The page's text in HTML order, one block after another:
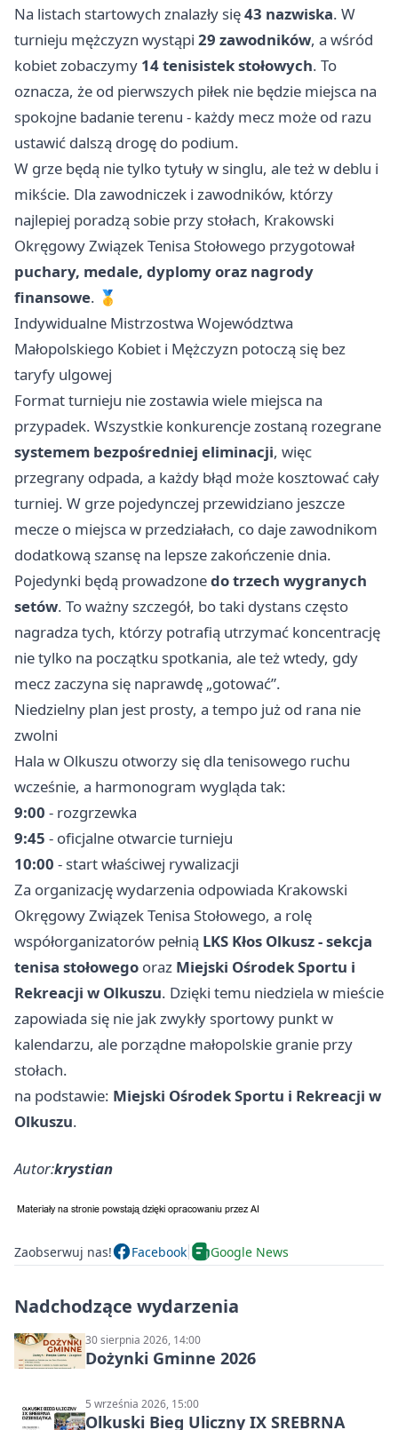
Na listach startowych znalazły się43 nazwiska. W
turnieju mężczyzn wystąpi 29 zawodników, a wśród
kobiet zobaczymy 14 tenisistek stołowych. To
oznacza, że od pierwszych piłek nie będzie miejsca na
spokojne badanie terenu - każdy mecz może od razu
ustawić dalszą drogę do podium.
W grze będą nie tylko tytuły w singlu, ale też w deblu i
mikście. Dla zawodniczek i zawodników, którzy
najlepiej poradzą sobie przy stołach, Krakowski
Okręgowy Związek Tenisa Stołowego przygotował
puchary, medale, dyplomy oraz nagrody
finansowe. 🥇
Indywidualne Mistrzostwa Województwa
Małopolskiego Kobiet i Mężczyzn potoczą się bez
taryfy ulgowej
Format turnieju nie zostawia wiele miejsca na
przypadek. Wszystkie konkurencje zostaną rozegrane
systemem bezpośredniej eliminacji, więc
przegrany odpada, a każdy błąd może kosztować cały
turniej. W grze pojedynczej przewidziano jeszcze
mecze o miejsca w przedziałach, co daje zawodnikom
dodatkową szansę na lepsze zakończenie dnia.
Pojedynki będą prowadzonedo trzech wygranych
setów. To ważny szczegół, bo taki dystans często
nagradza tych, którzy potrafią utrzymać koncentrację
nie tylko na początku spotkania, ale też wtedy, gdy
mecz zaczyna się naprawdę „gotować”.
Niedzielny plan jest prosty, a tempo już od rana nie
zwolni
Hala w Olkuszu otworzy się dla tenisowego ruchu
wcześnie, a harmonogram wygląda tak:
9:00 - rozgrzewka
9:45 - oficjalne otwarcie turnieju
10:00 - start właściwej rywalizacji
Za organizację wydarzenia odpowiada Krakowski
Okręgowy Związek Tenisa Stołowego, a rolę
współorganizatorów pełnią LKS Kłos Olkusz - sekcja
tenisa stołowego oraz Miejski Ośrodek Sportu i
Rekreacji w Olkuszu. Dzięki temu niedziela w mieście
zapowiada się nie jak zwykły sportowy punkt w
kalendarzu, ale porządne małopolskie granie przy
stołach.
na podstawie: Miejski Ośrodek Sportu i Rekreacji w
Olkuszu.
Autor:krystian
Zaobserwuj nas! Facebook Google News
Nadchodzące wydarzenia
30 sierpnia 2026, 14:00
Dożynki Gminne 2026
5 września 2026, 15:00
Olkuski Bieg Uliczny IX SREBRNA